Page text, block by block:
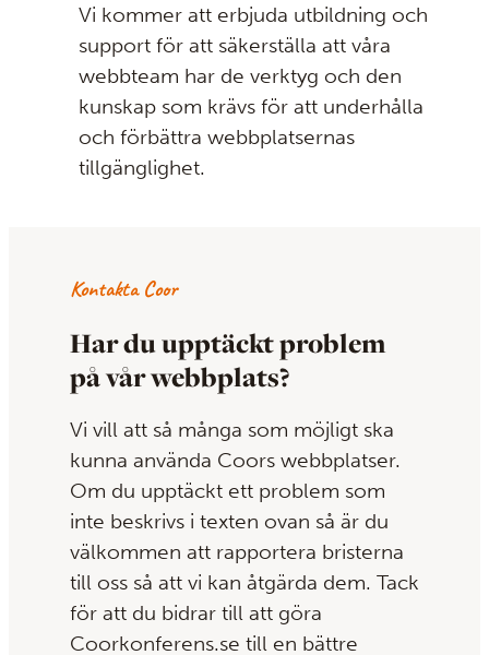
Vi kommer att erbjuda utbildning och
support för att säkerställa att våra
webbteam har de verktyg och den
kunskap som krävs för att underhålla
och förbättra webbplatsernas
tillgänglighet.
Kontakta Coor
Har du upptäckt problem
på vår webbplats?
Vi vill att så många som möjligt ska
kunna använda Coors webbplatser.
Om du upptäckt ett problem som
inte beskrivs i texten ovan så är du
välkommen att rapportera bristerna
till oss så att vi kan åtgärda dem. Tack
för att du bidrar till att göra
Coorkonferens.se till en bättre